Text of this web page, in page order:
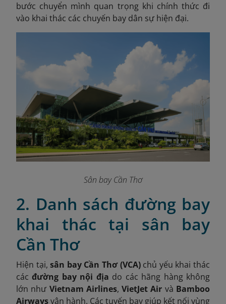
bước chuyển mình quan trọng khi chính thức đi
vào khai thác các chuyến bay dân sự hiện đại.
Sân bay Cần Thơ
2. Danh sách đường bay
khai thác tại sân bay
Cần Thơ
Hiện tại,sân bay Cần Thơ (VCA)chủ yếu khai thác
cácđường bay nội địa do các hãng hàng không
lớn như Vietnam Airlines,VietJet Air và Bamboo
Airwaysvận hành. Các tuyến bay giúp kết nối vùng